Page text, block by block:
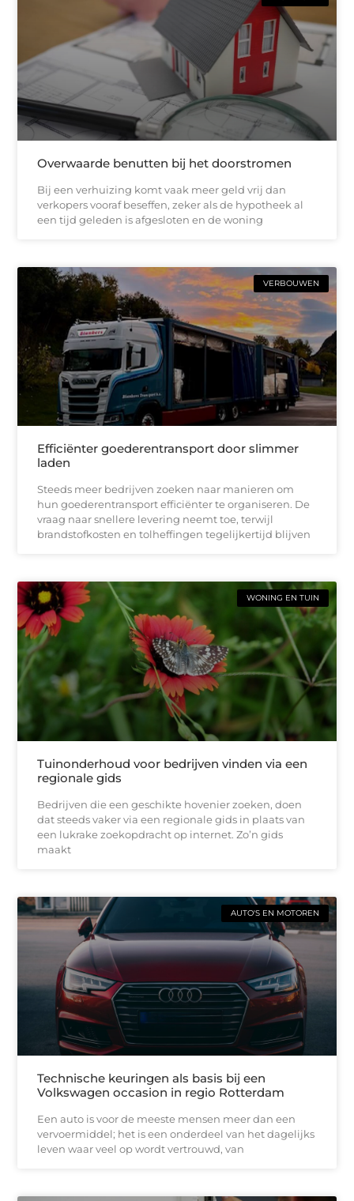
Overwaarde benutten bij het doorstromen
Bij een verhuizing komt vaak meer geld vrij dan
verkopers vooraf beseffen, zeker als de hypotheek al
een tijd geleden is afgesloten en de woning
VERBOUWEN
Efficiënter goederentransport door slimmer
laden
Steeds meer bedrijven zoeken naar manieren om
hun goederentransport efficiënter te organiseren. De
vraag naar snellere levering neemt toe, terwijl
brandstofkosten en tolheffingen tegelijkertijd blijven
WONING EN TUIN
Tuinonderhoud voor bedrijven vinden via een
regionale gids
Bedrijven die een geschikte hovenier zoeken, doen
dat steeds vaker via een regionale gids in plaats van
een lukrake zoekopdracht op internet. Zo’n gids
maakt
AUTO'S EN MOTOREN
Technische keuringen als basis bij een
Volkswagen occasion in regio Rotterdam
Een auto is voor de meeste mensen meer dan een
vervoermiddel; het is een onderdeel van het dagelijks
leven waar veel op wordt vertrouwd, van